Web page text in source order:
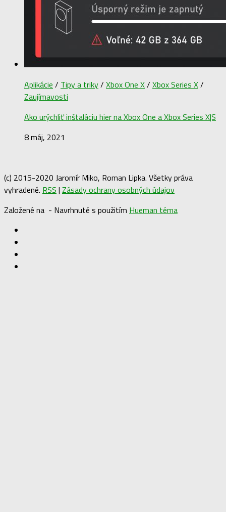
Aplikácie / Tipy a triky/ Xbox One X/ Xbox Series X/
Zaujímavosti
Ako urýchliť inštaláciu hier na Xbox One a Xbox Series X|S
8 máj, 2021
(c) 2015-2020 Jaromír Miko, Roman Lipka. Všetky práva
vyhradené. RSS | Zásady ochrany osobných údajov
Založené na - Navrhnuté s použitím Hueman téma